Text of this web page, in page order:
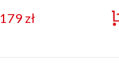
179zł